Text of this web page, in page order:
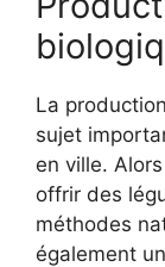
La
sujet
en ville.
offrir des
méthodes
également